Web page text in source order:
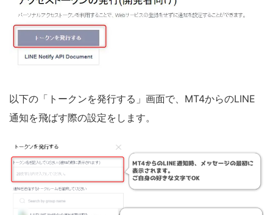
以下の「トークンを発行する」画面で、MT4からのLINE
通知を飛ばす際の設定をします。